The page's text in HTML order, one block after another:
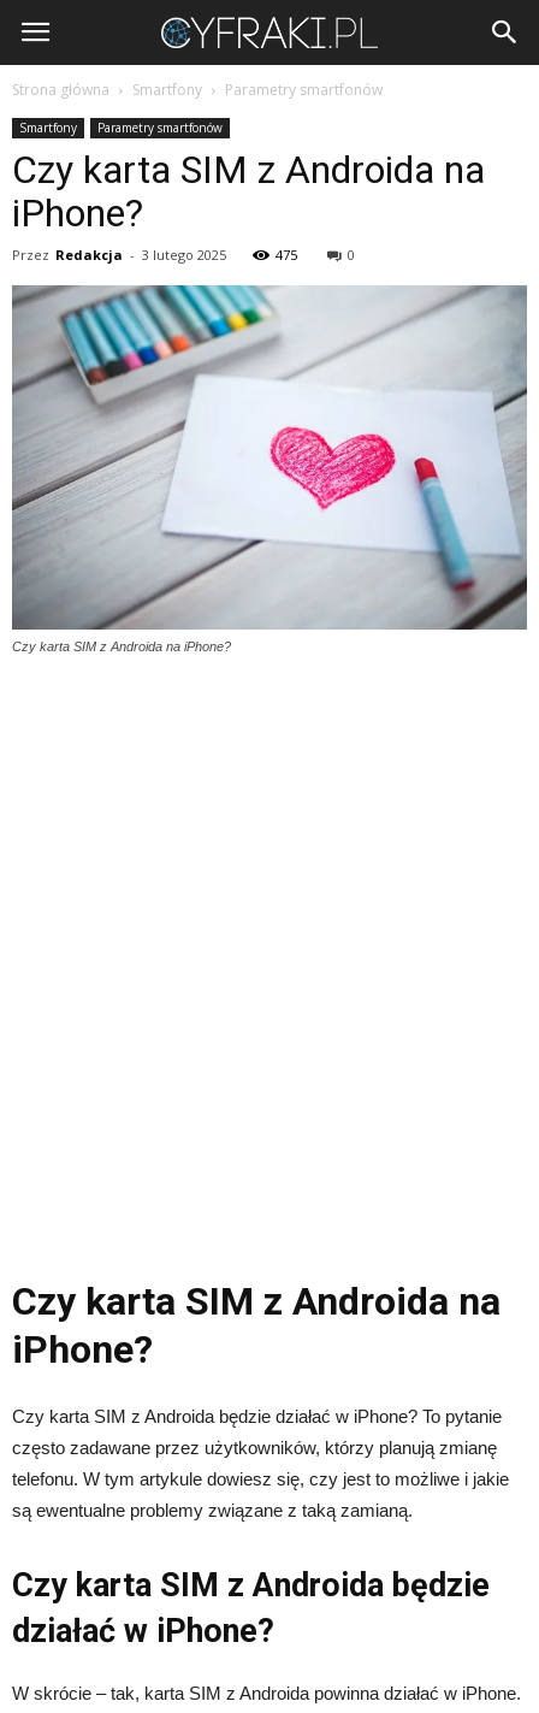
Cyfraki.pl
Strona główna Smartfony Parametry smartfonów
Smartfony Parametry smartfonów
Czy karta SIM z Androida na
iPhone?
Przez Redakcja - 3 lutego 2025 475 0
Czy karta SIM z Androida na iPhone?
Czy karta SIM z Androida na
iPhone?
Czy karta SIM z Androida będzie działać w iPhone? To pytanie
często zadawane przez użytkowników, którzy planują zmianę
telefonu. W tym artykule dowiesz się, czy jest to możliwe i jakie
są ewentualne problemy związane z taką zamianą.
Czy karta SIM z Androida będzie
działać w iPhone?
W skrócie – tak, karta SIM z Androida powinna działać w iPhone.